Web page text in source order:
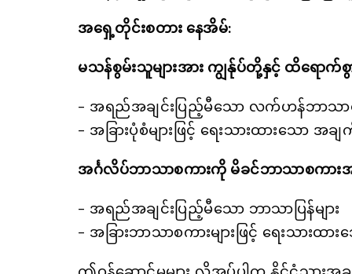
အရှေ့တိုင်းစတား နေအိမ်:
မသန်စွမ်းသူများအား ကျွန်ုပ်တို့နှင့် ထိရော
- အရည်အချင်းပြည့်မီသော လက်ဟန်ဘာသာစ
- အခြားပုံစံများဖြင့် ရေးသားထားသော အ
အင်္ဂလိပ်ဘာသာစကားကို မိခင်ဘာသာစကား
- အရည်အချင်းပြည့်မီသော ဘာသာပြန်များ
- အခြားဘာသာစကားများဖြင့် ရေးသားထ